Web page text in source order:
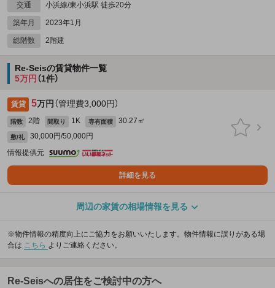
交通 小浜線/東小浜駅 徒歩20分
築年月 2023年1月
総階数 2階建
Re-Seisの賃貸物件一覧
5万円 （1件）
賃貸 5万円 （管理費3,000円）
階数 2階 間取り 1K 専有面積 30.27㎡
敷/礼
30,000円/50,000円
情報提供元
詳細を見る
周辺の家賃の相場情報を見る
※物件情報の精度向上にご協力をお願いいたします。物件情報に誤りがある場
合は こちら よりご連絡ください。
Re-Seisへの居住をご検討中の方へ